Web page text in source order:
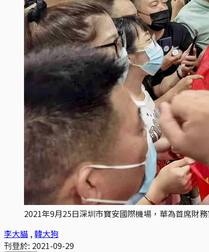
2021年9月25日深圳市寶安國際機場，華為首席財
李大貓 ,韓大狗
刊登於: 2021-09-29